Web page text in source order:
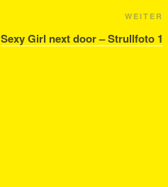
WEITER
Sexy Girl next door – Strullfoto 1